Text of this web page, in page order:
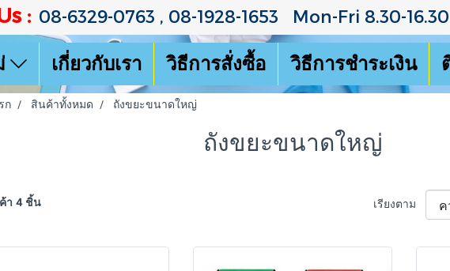
: 08-6329-0763 , 08-1928-1653 Mon-Fri 8.30-
เกี่ยวกับเรา วิธีการสั่งซื้อ วิธีการชำระเงิน
ก สินค้าทั้งหมด ถังขยะขนาดใหญ่
ถังขยะขนาดใหญ่
า 4 ชิ้น เรียงตาม